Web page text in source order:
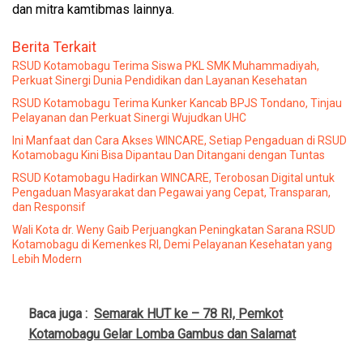
dan mitra kamtibmas lainnya.
Berita Terkait
RSUD Kotamobagu Terima Siswa PKL SMK Muhammadiyah,
Perkuat Sinergi Dunia Pendidikan dan Layanan Kesehatan
RSUD Kotamobagu Terima Kunker Kancab BPJS Tondano, Tinjau
Pelayanan dan Perkuat Sinergi Wujudkan UHC
Ini Manfaat dan Cara Akses WINCARE, Setiap Pengaduan di RSUD
Kotamobagu Kini Bisa Dipantau Dan Ditangani dengan Tuntas
RSUD Kotamobagu Hadirkan WINCARE, Terobosan Digital untuk
Pengaduan Masyarakat dan Pegawai yang Cepat, Transparan,
dan Responsif
Wali Kota dr. Weny Gaib Perjuangkan Peningkatan Sarana RSUD
Kotamobagu di Kemenkes RI, Demi Pelayanan Kesehatan yang
Lebih Modern
Baca juga : Semarak HUT ke – 78 RI, Pemkot
Kotamobagu Gelar Lomba Gambus dan Salamat